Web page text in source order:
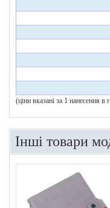
(ціни вказані за 1 нанесення
Інші товари